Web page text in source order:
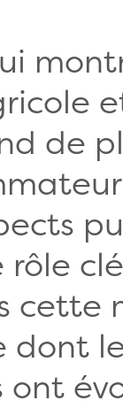
de
rôle
cette
dont
ont